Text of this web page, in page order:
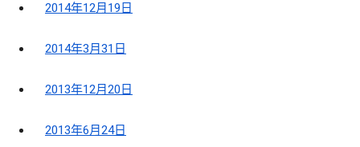
2014年12月19日
2014年3月31日
2013年12月20日
2013年6月24日